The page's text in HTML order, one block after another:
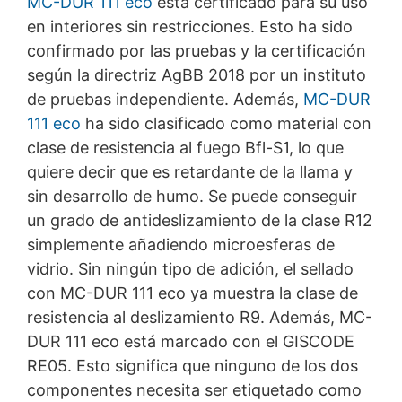
en interiores sin restricciones. Esto ha sido
confirmado por las pruebas y la certificación
según la directriz AgBB 2018 por un instituto
de pruebas independiente. Además, MC-DUR
111 eco ha sido clasificado como material con
clase de resistencia al fuego Bfl-S1, lo que
quiere decir que es retardante de la llama y
sin desarrollo de humo. Se puede conseguir
un grado de antideslizamiento de la clase R12
simplemente añadiendo microesferas de
vidrio. Sin ningún tipo de adición, el sellado
con MC-DUR 111 eco ya muestra la clase de
resistencia al deslizamiento R9. Además, MC-
DUR 111 eco está marcado con el GISCODE
RE05. Esto significa que ninguno de los dos
componentes necesita ser etiquetado como
Derecho a la portabilidad de datos
Tiene derecho a que los datos que procesamos en base
a su consentimiento o en cumplimiento de un contrato
se le entreguen automáticamente a usted o a un tercero
en un formato estándar y legible por máquina. Si usted
requiere la transferencia directa de datos a otra parte
responsable, esto sólo se hará en la medida en que sea
técnicamente posible.
Información, corrección, bloqueo, borrado
Según lo permitido por el Art. 15 GDPR, tiene derecho a
que se le proporcione en cualquier momento
información gratuita sobre cualquiera de sus datos
personales almacenados. También tiene derecho a que
se corrijan, bloqueen o eliminen estos datos.